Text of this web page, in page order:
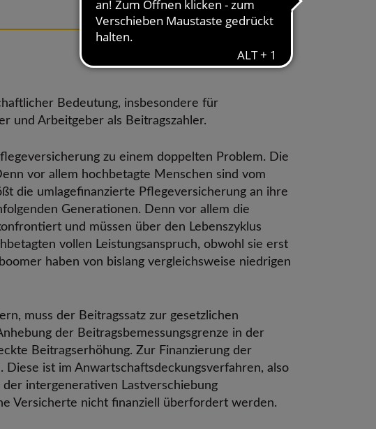
18.11.2025 4 Min. Lesezeit
Bedeutung, insbesondere für
und Arbeitgeber als Beitragszahler.
zu einem doppelten Problem. Die
vor allem hochbetagte Menschen sind vom
die umlagefinanzierte Pflegeversicherung an ihre
Generationen. Denn vor allem die
und müssen über den Lebenszyklus
vollen Leistungsanspruch, obwohl sie erst
haben von bislang vergleichsweise niedrigen
muss der Beitragssatz zur gesetzlichen
der Beitragsbemessungsgrenze in der
Beitragserhöhung. Zur Finanzierung der
ist im Anwartschaftsdeckungsverfahren, also
intergenerativen Lastverschiebung
Versicherte nicht finanziell überfordert werden.